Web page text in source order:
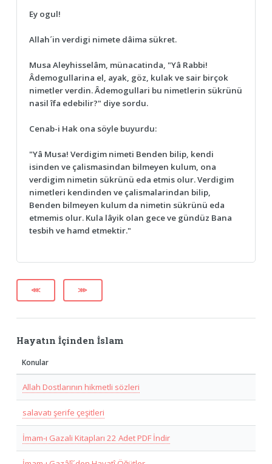
Ey ogul!
Allah´in verdigi nimete dâima sükret.
Musa Aleyhisselâm, münacatinda, "Yâ Rabbi!
Âdemogullarina el, ayak, göz, kulak ve sair birçok
nimetler verdin. Âdemogullari bu nimetlerin sükrünü
nasil îfa edebilir?" diye sordu.
Cenab-i Hak ona söyle buyurdu:
"Yâ Musa! Verdigim nimeti Benden bilip, kendi
isinden ve çalismasindan bilmeyen kulum, ona
verdigim nimetin sükrünü eda etmis olur. Verdigim
nimetleri kendinden ve çalismalarindan bilip,
Benden bilmeyen kulum da nimetin sükrünü eda
etmemis olur. Kula lâyik olan gece ve gündüz Bana
tesbih ve hamd etmektir."
⋘ ⋙
Hayatın İçinden İslam
Konular
Allah Dostlarının hikmetli sözleri
salavatı şerife çeşitleri
İmam-ı Gazali Kitapları 22 Adet PDF İndir